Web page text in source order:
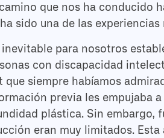
que nos ha conducido
sido una de las
para nosotros
con discapacidad
que siempre habíamos
previa les empujaba
plástica. Sin embargo,
eran muy limitados.